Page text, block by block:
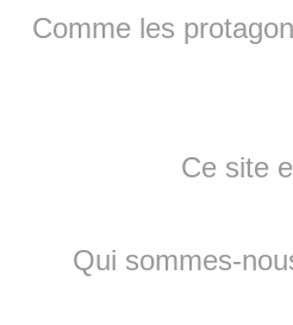
Comme les
Ce site
Qui sommes-